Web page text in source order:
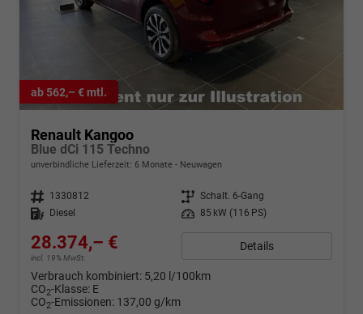
ab 562,– € mtl.
Renault Kangoo
Blue dCi 115 Techno
unverbindliche Lieferzeit: 6 Monate Neuwagen
Fahrzeugnr. 1330812 Getriebe Schalt. 6-Gang
Kraftstoff
Diesel Leistung 85 kW (116 PS)
28.374,– €
incl. 19% MwSt.
Details
Verbrauch kombiniert: 5,20 l/100km
CO2-Klasse: E
CO2-Emissionen: 137,00 g/km